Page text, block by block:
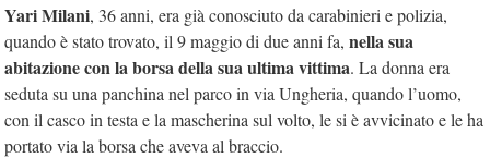
Yari Milani, 36 anni, era già conosciuto da carabinieri e polizia,
quando è stato trovato, il 9 maggio di due anni fa, nella sua
abitazione con la borsa della sua ultima vittima. La donna era
seduta su una panchina nel parco in via Ungheria, quando l’uomo,
con il casco in testa e la mascherina sul volto, le si è avvicinato e le ha
portato via la borsa che aveva al braccio.